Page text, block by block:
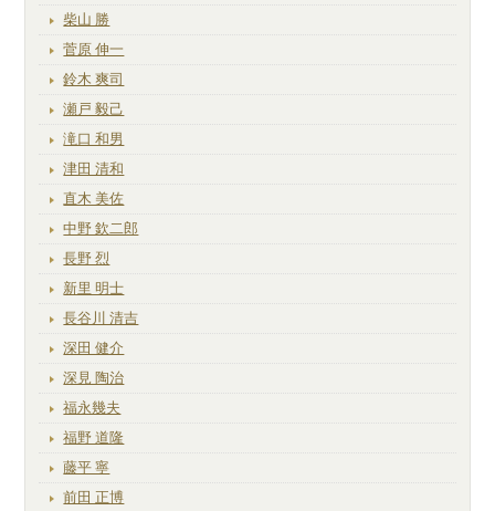
柴山 勝
菅原 伸一
鈴木 爽司
瀬戸 毅己
滝口 和男
津田 清和
直木 美佐
中野 欽二郎
長野 烈
新里 明士
長谷川 清吉
深田 健介
深見 陶治
福永幾夫
福野 道隆
藤平 寧
前田 正博